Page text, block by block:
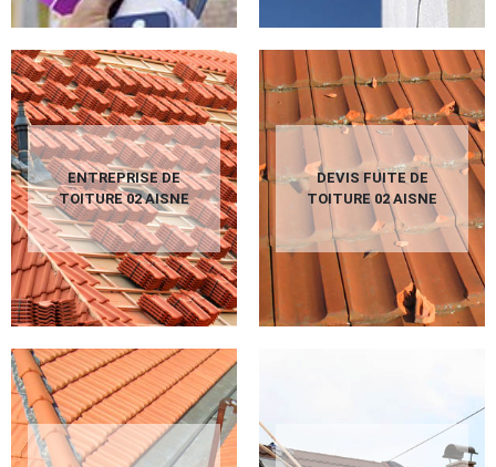
ENTREPRISE DE
TOITURE 02 AISNE
DEVIS FUITE DE
TOITURE 02 AISNE